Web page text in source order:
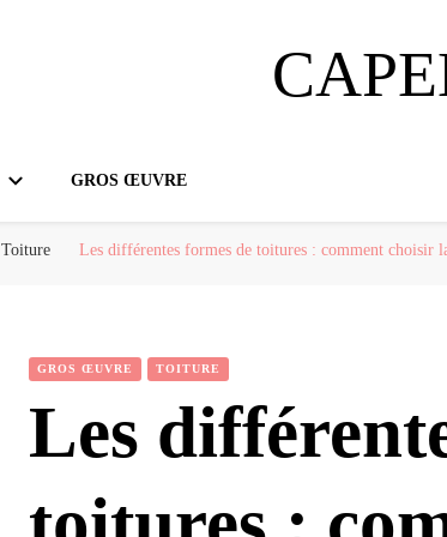
GROS ŒUVRE
Toiture Les différentes formes de toitures : comment choisir
GROS ŒUVRE TOITURE
Les